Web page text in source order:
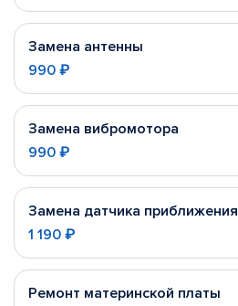
Замена антенны
990 ₽
Замена вибромотора
990 ₽
Замена датчика приближения
1 190 ₽
Ремонт материнской платы